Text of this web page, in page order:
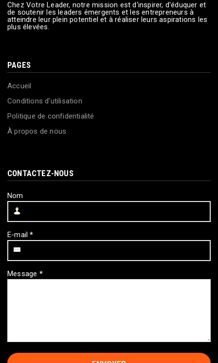
Chez Votre Leader, notre mission est d'inspirer, d'éduquer et
de soutenir les leaders émergents et les entrepreneurs à
atteindre leur plein potentiel et à réaliser leurs aspirations les
plus élevées.
PAGES
Accueil
Conditions d'utilisation
Politique de confidentialité
À propos de nous
CONTACTEZ-NOUS
Nom
E-mail*
Message *